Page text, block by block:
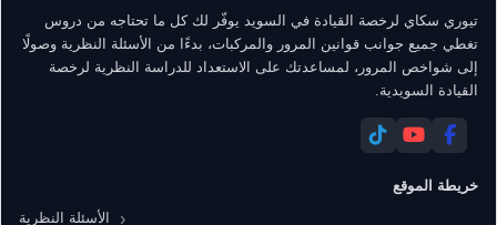
تيوري سكاي لرخصة القيادة في السويد يوفّر لك كل ما تحتاجه من دروس
تغطي جميع جوانب قوانين المرور والمركبات، بدءًا من الأسئلة النظرية وصولًا
إلى شواخص المرور، لمساعدتك على الاستعداد للدراسة النظرية لرخصة
القيادة السويدية.
خريطة الموقع
الأسئلة النظرية